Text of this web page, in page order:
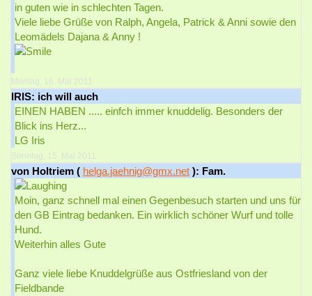
in guten wie in schlechten Tagen.
Viele liebe Grüße von Ralph, Angela, Patrick & Anni sowie den
Leomädels Dajana & Anny !
Montag, 16. Mai 2011
IRIS: ich will auch
EINEN HABEN ..... einfch immer knuddelig. Besonders der
Blick ins Herz...
LG Iris
Sonntag, 15. Mai 2011
von Holtriem ( helga.jaehnig@gmx.net ): Fam.
Moin, ganz schnell mal einen Gegenbesuch starten und uns für
den GB Eintrag bedanken. Ein wirklich schöner Wurf und tolle
Hund.
Weiterhin alles Gute
Ganz viele liebe Knuddelgrüße aus Ostfriesland von der
Fieldbande